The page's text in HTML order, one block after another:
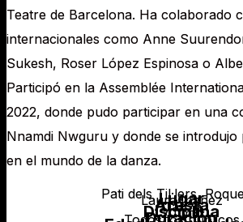
Teatre de Barcelona. Ha colaborado
internacionales como Anne
Sukesh, Roser López Espinosa o
Participó en la Assemblée
2022, donde pudo participar en una
Nnamdi Nwguru y donde se introdujo
en el mundo de la danza.
Lugar
Pati dels Til·lers,
Artista
Laura Ibañez
Disciplina
Danza
20 min